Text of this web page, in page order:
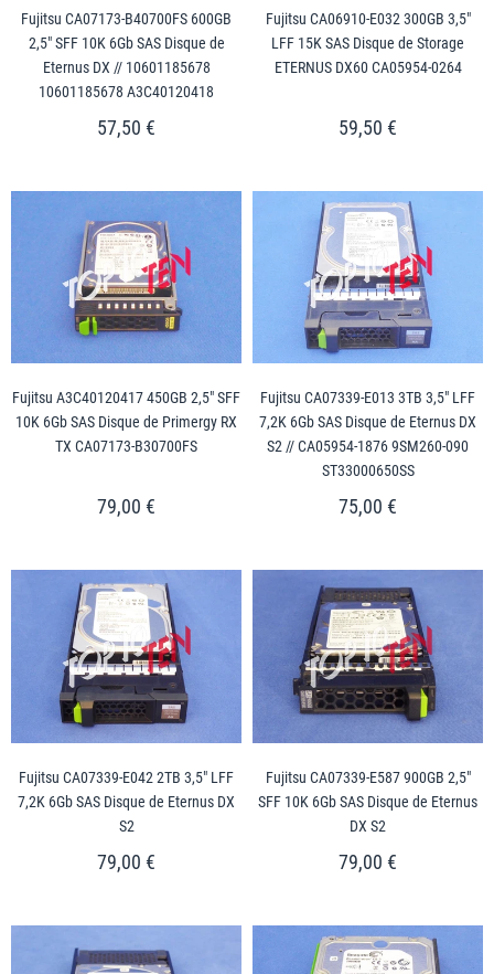
Fujitsu CA07173-B40700FS 600GB
2,5" SFF 10K 6Gb SAS Disque de
Eternus DX // 10601185678
10601185678 A3C40120418
57,50 €
Fujitsu CA06910-E032 300GB 3,5"
LFF 15K SAS Disque de Storage
ETERNUS DX60 CA05954-0264
59,50 €
Fujitsu A3C40120417 450GB 2,5" SFF
10K 6Gb SAS Disque de Primergy RX
TX CA07173-B30700FS
79,00 €
Fujitsu CA07339-E013 3TB 3,5" LFF
7,2K 6Gb SAS Disque de Eternus DX
S2 // CA05954-1876 9SM260-090
ST33000650SS
75,00 €
Fujitsu CA07339-E042 2TB 3,5" LFF
7,2K 6Gb SAS Disque de Eternus DX
S2
79,00 €
Fujitsu CA07339-E587 900GB 2,5"
SFF 10K 6Gb SAS Disque de Eternus
DX S2
79,00 €